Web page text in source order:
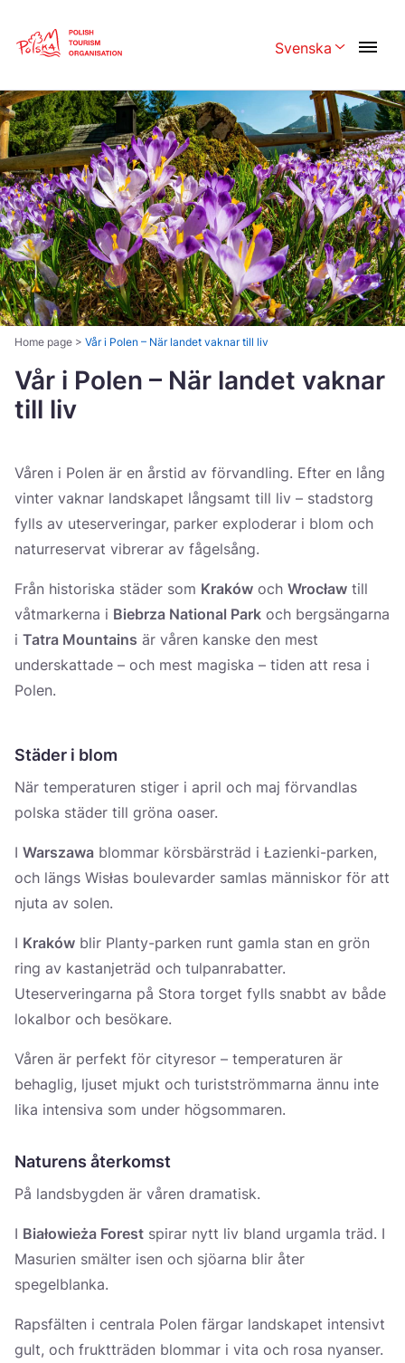
Svenska
Polski English
Česká 中国
Dansk Deutschland
Español Français
Italiano Magyar
Nederlands 日本語
Português Norsk
Suomi Svenska
Україна
Zamknij
Home page > Vår i Polen – När landet vaknar till liv
Vår i Polen – När landet vaknar
till liv
Våren i Polen är en årstid av förvandling. Efter en lång
vinter vaknar landskapet långsamt till liv – stadstorg
fylls av uteserveringar, parker exploderar i blom och
naturreservat vibrerar av fågelsång.
Från historiska städer som Kraków och Wrocław till
våtmarkerna i Biebrza National Park och bergsängarna
i Tatra Mountains är våren kanske den mest
underskattade – och mest magiska – tiden att resa i
Polen.
Städer i blom
När temperaturen stiger i april och maj förvandlas
polska städer till gröna oaser.
I Warszawa blommar körsbärsträd i Łazienki-parken,
och längs Wisłas boulevarder samlas människor för att
njuta av solen.
I Kraków blir Planty-parken runt gamla stan en grön
ring av kastanjeträd och tulpanrabatter.
Uteserveringarna på Stora torget fylls snabbt av både
lokalbor och besökare.
Våren är perfekt för cityresor – temperaturen är
behaglig, ljuset mjukt och turistströmmarna ännu inte
lika intensiva som under högsommaren.
Naturens återkomst
På landsbygden är våren dramatisk.
I Białowieża Forest spirar nytt liv bland urgamla träd. I
Masurien smälter isen och sjöarna blir åter
spegelblanka.
Rapsfälten i centrala Polen färgar landskapet intensivt
gult, och fruktträden blommar i vita och rosa nyanser.